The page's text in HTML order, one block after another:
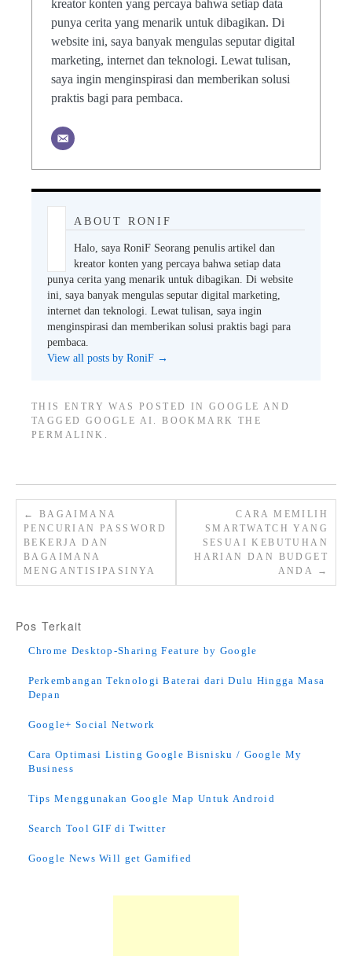
kreator konten yang percaya bahwa setiap data
punya cerita yang menarik untuk dibagikan. Di
website ini, saya banyak mengulas seputar digital
marketing, internet dan teknologi. Lewat tulisan,
saya ingin menginspirasi dan memberikan solusi
praktis bagi para pembaca.
ABOUT RONIF
Halo, saya RoniF Seorang penulis artikel dan
kreator konten yang percaya bahwa setiap data
punya cerita yang menarik untuk dibagikan. Di website
ini, saya banyak mengulas seputar digital marketing,
internet dan teknologi. Lewat tulisan, saya ingin
menginspirasi dan memberikan solusi praktis bagi para
pembaca.
View all posts by RoniF →
THIS ENTRY WAS POSTED IN GOOGLE AND
TAGGED GOOGLE AI . BOOKMARK THE
PERMALINK .
←
BAGAIMANA
PENCURIAN PASSWORD
BEKERJA DAN
BAGAIMANA
MENGANTISIPASINYA
CARA MEMILIH
SMARTWATCH YANG
SESUAI KEBUTUHAN
HARIAN DAN BUDGET
ANDA
→
Pos Terkait
Chrome Desktop-Sharing Feature by Google
Perkembangan Teknologi Baterai dari Dulu Hingga Masa
Depan
Google+ Social Network
Cara Optimasi Listing Google Bisnisku / Google My
Business
Tips Menggunakan Google Map Untuk Android
Search Tool GIF di Twitter
Google News Will get Gamified